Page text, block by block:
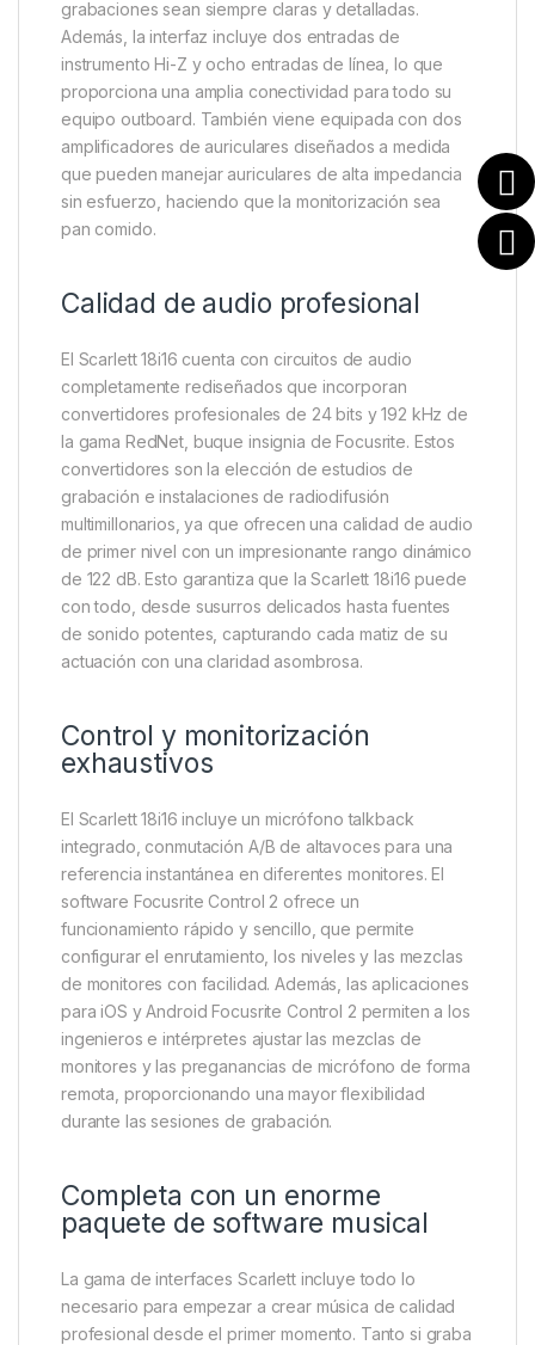
grabaciones sean siempre claras y detalladas.
Además, la interfaz incluye dos entradas de
instrumento Hi-Z y ocho entradas de línea, lo que
proporciona una amplia conectividad para todo su
equipo outboard. También viene equipada con dos
amplificadores de auriculares diseñados a medida
que pueden manejar auriculares de alta impedancia
sin esfuerzo, haciendo que la monitorización sea
pan comido.
Calidad de audio profesional
El Scarlett 18i16 cuenta con circuitos de audio
completamente rediseñados que incorporan
convertidores profesionales de 24 bits y 192 kHz de
la gama RedNet, buque insignia de Focusrite. Estos
convertidores son la elección de estudios de
grabación e instalaciones de radiodifusión
multimillonarios, ya que ofrecen una calidad de audio
de primer nivel con un impresionante rango dinámico
de 122 dB. Esto garantiza que la Scarlett 18i16 puede
con todo, desde susurros delicados hasta fuentes
de sonido potentes, capturando cada matiz de su
actuación con una claridad asombrosa.
Control y monitorización
exhaustivos
El Scarlett 18i16 incluye un micrófono talkback
integrado, conmutación A/B de altavoces para una
referencia instantánea en diferentes monitores. El
software Focusrite Control 2 ofrece un
funcionamiento rápido y sencillo, que permite
configurar el enrutamiento, los niveles y las mezclas
de monitores con facilidad. Además, las aplicaciones
para iOS y Android Focusrite Control 2 permiten a los
ingenieros e intérpretes ajustar las mezclas de
monitores y las preganancias de micrófono de forma
remota, proporcionando una mayor flexibilidad
durante las sesiones de grabación.
Completa con un enorme
paquete de software musical
La gama de interfaces Scarlett incluye todo lo
necesario para empezar a crear música de calidad
profesional desde el primer momento. Tanto si graba